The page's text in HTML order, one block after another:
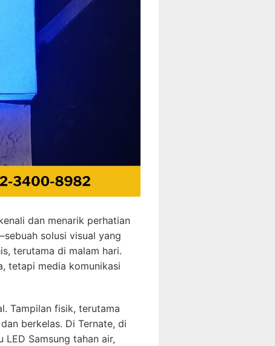
dan menarik perhatian
solusi visual yang
terutama di malam hari.
tetapi media komunikasi
Tampilan fisik, terutama
berkelas. Di Ternate, di
Samsung tahan air,